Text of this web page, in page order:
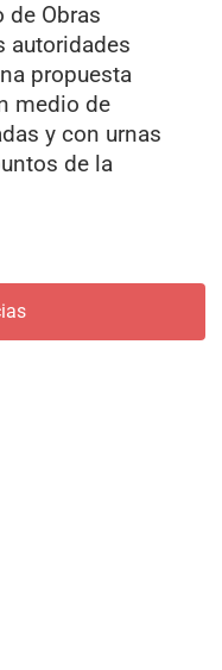
de Obras
autoridades
propuesta
medio de
y con urnas
de la